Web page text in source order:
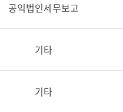
공익법인세무보고
기타
기타